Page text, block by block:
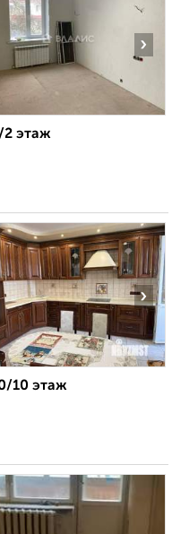
›
2 этаж
›
10 этаж